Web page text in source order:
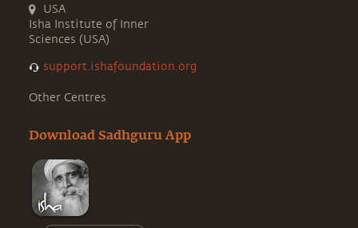
USA
Isha Institute of Inner
Sciences (USA)
support.ishafoundation.org
Other Centres
Download Sadhguru App